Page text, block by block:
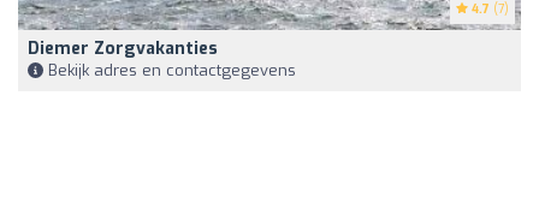
4.7 (7)
Diemer Zorgvakanties
Bekijk adres en contactgegevens